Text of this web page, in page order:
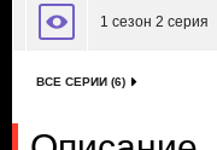
1 сезон 2 серия
ВСЕ СЕРИИ (6)